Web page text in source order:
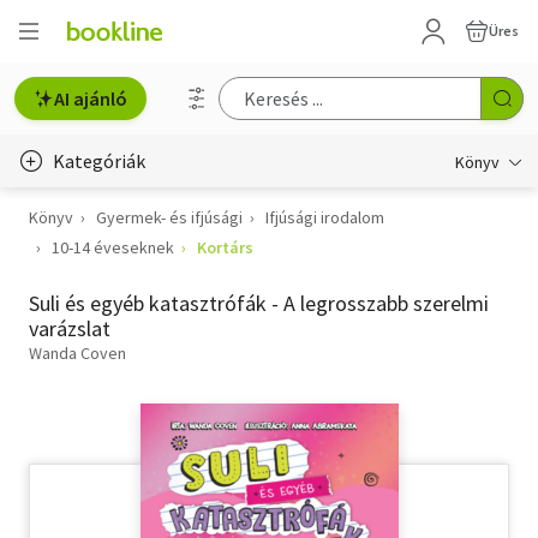
Üres
AI ajánló
Kategóriák Könyv
Életmód, egészség
Gyermek- és ifjúsági
Könyv Gyermek- és ifjúsági
Ifjúsági irodalom
10-14 éveseknek
Kortárs
Suli és egyéb katasztrófák - A legrosszabb szerelmi
varázslat
Wanda Coven